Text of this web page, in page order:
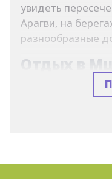
увидеть
Арагви, на
разнообразные
Отдых в
Отдыхая в